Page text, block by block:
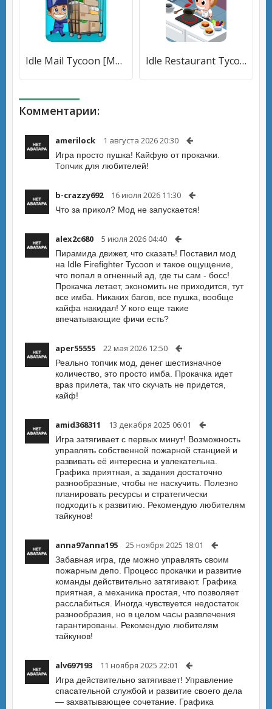
Idle Mail Tycoon [Много денег] Idle Restaurant Tycoon [Много монет]
Комментарии:
amerilock 1 августа 2026 20:30
Игра просто пушка! Кайфую от прокачки.
Топчик для любителей!
b-crazzy692 16 июля 2026 11:30
Что за прикол? Мод не запускается!
alex2c680 5 июля 2026 04:40
Пирамида движет, что сказать! Поставил мод
на Idle Firefighter Tycoon и такое ощущение,
что попал в огненный ад, где ты сам - босс!
Прокачка летает, экономить не приходится, тут
все имба. Никаких багов, все пушка, вообще
кайфа накидал! У кого еще такие
впечатывающие фичи есть?
aper55555 22 мая 2026 12:50
Реально топчик мод, денег шестизначное
количество, это просто имба. Прокачка идет
враз прилета, так что скучать не придется,
кайф!
amid368311 13 декабря 2025 06:01
Игра затягивает с первых минут! Возможность
управлять собственной пожарной станцией и
развивать её интересна и увлекательна.
Графика приятная, а задания достаточно
разнообразные, чтобы не наскучить. Полезно
планировать ресурсы и стратегически
подходить к развитию. Рекомендую любителям
тайкунов!
anna97anna195 25 ноября 2025 18:01
Забавная игра, где можно управлять своим
пожарным депо. Процесс прокачки и развитие
команды действительно затягивают. Графика
приятная, а механика простая, что позволяет
расслабиться. Иногда чувствуется недостаток
разнообразия, но в целом часы развлечения
гарантированы. Рекомендую любителям
тайкунов!
alv697193 11 ноября 2025 22:01
Игра действительно затягивает! Управление
спасательной службой и развитие своего дела
— захватывающее сочетание. Графика